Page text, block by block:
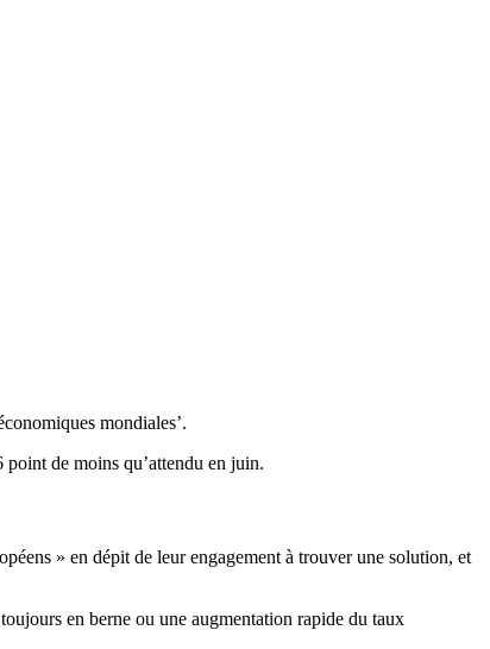
mondiales’.
de moins qu’attendu en juin.
» en dépit de leur engagement à trouver une solution, et
en berne ou une augmentation rapide du taux